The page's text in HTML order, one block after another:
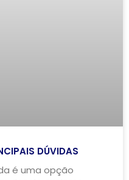
DÚVIDAS
é uma opção